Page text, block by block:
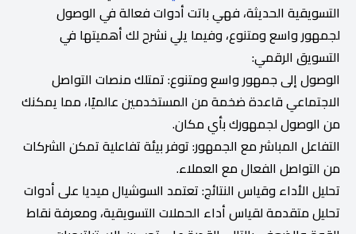
التسويقية الحديثة، فهي باتت أدوات فعالة في الوصول
لجمهور واسع ومتنوع، وفيما يلي نشرح لك أهميتها في
التسويق الرقمي:
الوصول إلى جمهور واسع ومتنوع: تمتلك منصات التواصل
الاجتماعي قاعدة ضخمة من المستخدمين عالميًا، مما يمكنك
من الوصول لجمهورك بأي مكان.
التفاعل المباشر مع الجمهور: توفر بيئة تفاعلية تمكن الشركات
من التواصل الفعال مع العملاء.
تحليل الأداء وقياس النتائج: تعتمد السوشيال ميديا على أدوات
تحليل متقدمة لقياس أداء الحملات التسويقية، ومعرفة نقاط